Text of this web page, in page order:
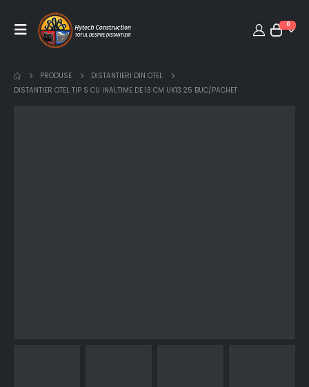
0
PRODUSE
DISTANTIERI DIN OTEL
DISTANTIER OTEL TIP S CU INALTIME DE 13 CM UK13 25 BUC/PACHET